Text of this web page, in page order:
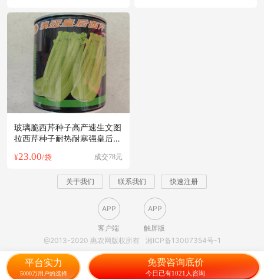
玻璃脆西芹种子高产速生文图
拉西芹种子耐热耐寒强皇后西
¥23.00/袋 成交78元
关于我们 联系我们 快速注册
APP
客户端
APP
触屏版
@2013-2020 惠农网版权所有
湘ICP备13007354号-1
平台实力
5000万用户的选择
免费咨询底价
今日已有1021人咨询